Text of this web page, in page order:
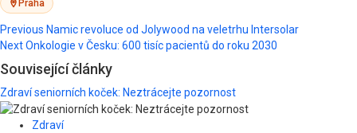
Praha
Post
navigation
Previous Namic revoluce od Jolywood na veletrhu Intersolar
NextOnkologie v Česku: 600 tisíc pacientů do roku 2030
Související články
Zdraví seniorních koček: Neztrácejte pozornost
Zdraví